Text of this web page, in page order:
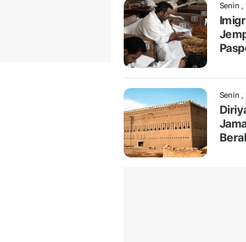
Senin ,
Senin ,